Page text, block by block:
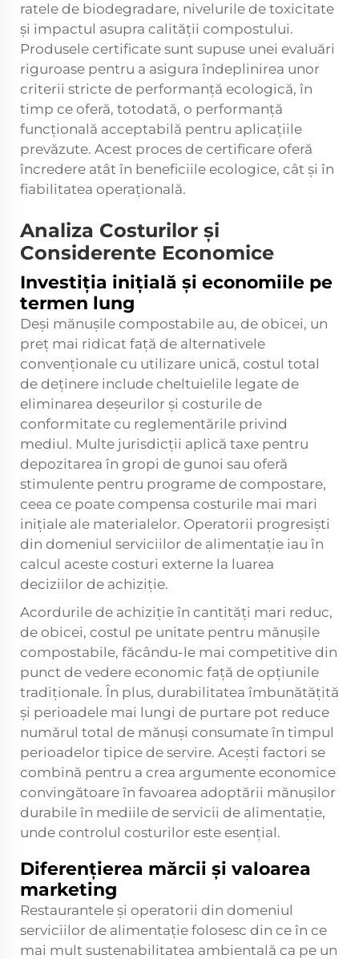
ratele de biodegradare, nivelurile de toxicitate
și impactul asupra calității compostului.
Produsele certificate sunt supuse unei evaluări
riguroase pentru a asigura îndeplinirea unor
criterii stricte de performanță ecologică, în
timp ce oferă, totodată, o performanță
funcțională acceptabilă pentru aplicațiile
prevăzute. Acest proces de certificare oferă
încredere atât în beneficiile ecologice, cât și în
fiabilitatea operațională.
Analiza Costurilor și
Considerente Economice
Investiția inițială și economiile pe
termen lung
Deși mănușile compostabile au, de obicei, un
preț mai ridicat față de alternativele
convenționale cu utilizare unică, costul total
de deținere include cheltuielile legate de
eliminarea deșeurilor și costurile de
conformitate cu reglementările privind
mediul. Multe jurisdicții aplică taxe pentru
depozitarea în gropi de gunoi sau oferă
stimulente pentru programe de compostare,
ceea ce poate compensa costurile mai mari
inițiale ale materialelor. Operatorii progresiști
din domeniul serviciilor de alimentație iau în
calcul aceste costuri externe la luarea
deciziilor de achiziție.
Acordurile de achiziție în cantități mari reduc,
de obicei, costul pe unitate pentru mănușile
compostabile, făcându-le mai competitive din
punct de vedere economic față de opțiunile
tradiționale. În plus, durabilitatea îmbunătățită
și perioadele mai lungi de purtare pot reduce
numărul total de mănuși consumate în timpul
perioadelor tipice de servire. Acești factori se
combină pentru a crea argumente economice
convingătoare în favoarea adoptării mănușilor
durabile în mediile de servicii de alimentație,
unde controlul costurilor este esențial.
Diferențierea mărcii și valoarea
marketing
Restaurantele și operatorii din domeniul
serviciilor de alimentație folosesc din ce în ce
mai mult sustenabilitatea ambientală ca pe un